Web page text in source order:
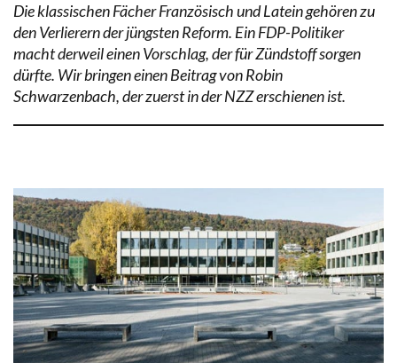
Die klassischen Fächer Französisch und Latein gehören zu
den Verlierern der jüngsten Reform. Ein FDP-Politiker
macht derweil einen Vorschlag, der für Zündstoff sorgen
dürfte. Wir bringen einen Beitrag von Robin
Schwarzenbach, der zuerst in der NZZ erschienen ist.